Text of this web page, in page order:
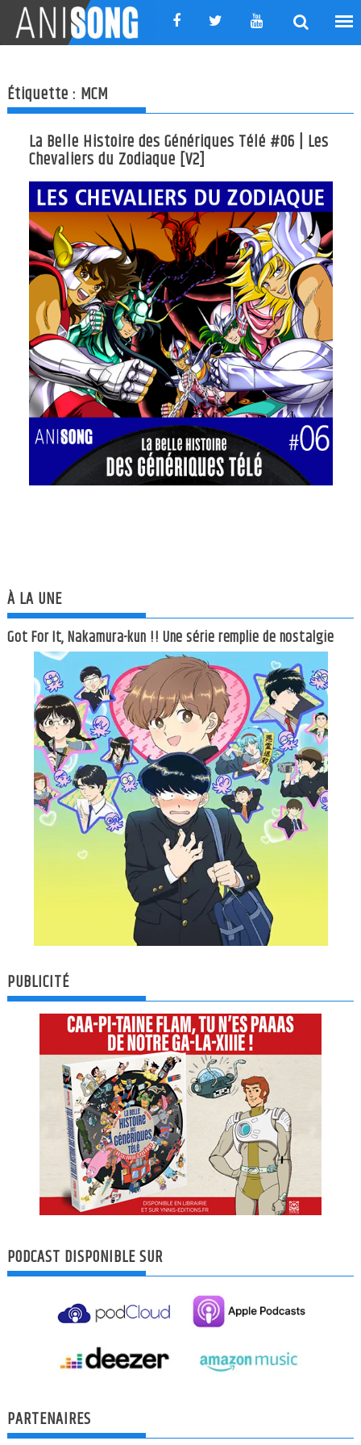
content
Étiquette : MCM
La Belle Histoire des Génériques Télé #06 | Les
Chevaliers du Zodiaque [V2]
À LA UNE
Got For It, Nakamura-kun !! Une série remplie de nostalgie
PUBLICITÉ
PODCAST DISPONIBLE SUR
PARTENAIRES